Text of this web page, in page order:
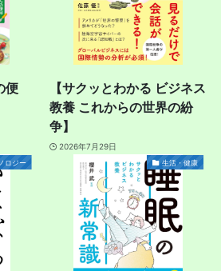
便
【サクッとわかる ビジネス
教養 これからの世界の紛
争】
2026年7月29日
ロジー 生活・健康